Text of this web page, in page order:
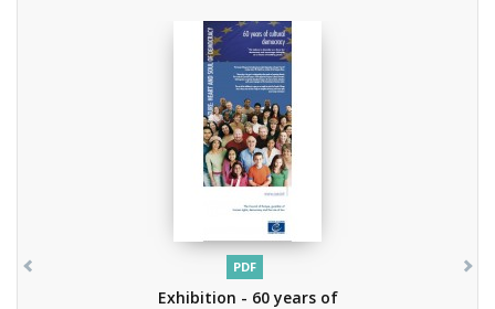
PDF
Exhibition - 60 years of